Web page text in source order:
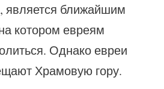
является ближайшим
котором евреям
Однако евреи
Храмовую гору.